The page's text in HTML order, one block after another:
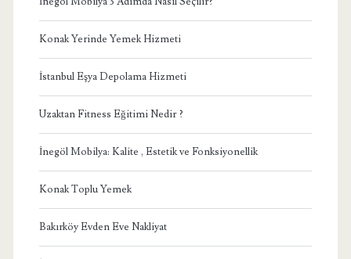
Konak Yerinde Yemek Hizmeti
İstanbul Eşya Depolama Hizmeti
Uzaktan Fitness Eğitimi Nedir ?
İnegöl Mobilya: Kalite , Estetik ve Fonksiyonellik
Konak Toplu Yemek
Bakırköy Evden Eve Nakliyat